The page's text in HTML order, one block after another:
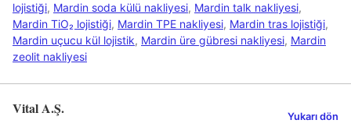
lojistiği, Mardin soda külü nakliyesi, Mardin talk nakliyesi,
Mardin TiO₂ lojistiği, Mardin TPE nakliyesi, Mardin tras lojistiği,
Mardin uçucu kül lojistik, Mardin üre gübresi nakliyesi, Mardin
zeolit nakliyesi
Vital A.Ş. Yukarı dön